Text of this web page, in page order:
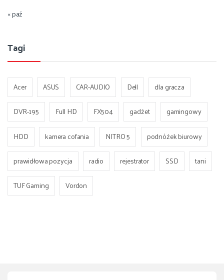
« paź
Tagi
Acer ASUS CAR-AUDIO Dell
dla gracza
DVR-195
Full HD FX504 gadżet
gamingowy
HDD
kamera cofania NITRO 5
podnóżek biurowy
prawidłowa pozycja
radio rejestrator SSD
tani
TUF Gaming
Vordon